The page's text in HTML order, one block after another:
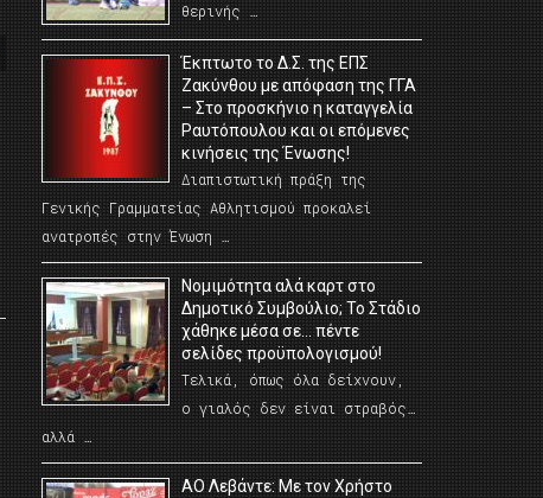
θερινής …
Έκπτωτο το Δ.Σ. της ΕΠΣ
Ζακύνθου με απόφαση της ΓΓΑ
– Στο προσκήνιο η καταγγελία
Ραυτόπουλου και οι επόμενες
κινήσεις της Ένωσης!
Διαπιστωτική πράξη της
Γενικής Γραμματείας Αθλητισμού προκαλεί
ανατροπές στην Ένωση …
Νομιμότητα αλά καρτ στο
Δημοτικό Συμβούλιο; Το Στάδιο
χάθηκε μέσα σε… πέντε
σελίδες προϋπολογισμού!
Τελικά, όπως όλα δείχνουν,
ο γιαλός δεν είναι στραβός…
αλλά …
ΑΟ Λεβάντε: Με τον Χρήστο